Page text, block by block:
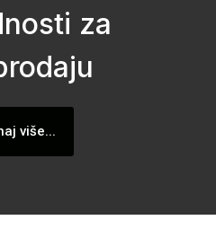
za
više...